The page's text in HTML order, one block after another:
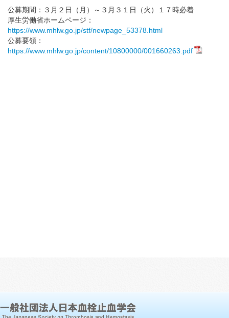
Next SSC Symposium
公募期間：３月２日（月）～３月３１日（火）１７時必着
厚生労働省ホームページ：
https://www.mhlw.go.jp/stf/newpage_53378.html
公募要領：
https://www.mhlw.go.jp/content/10800000/001660263.pdf